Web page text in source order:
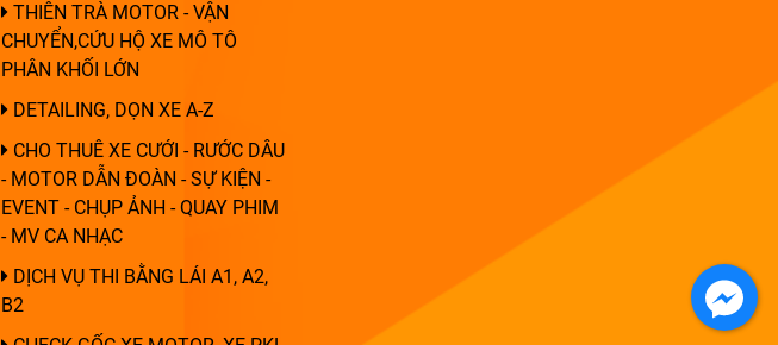
THIÊN TRÀ MOTOR - VẬN
CHUYỂN,CỨU HỘ XE MÔ TÔ
PHÂN KHỐI LỚN
DETAILING, DỌN XE A-Z
CHO THUÊ XE CƯỚI - RƯỚC DÂU
- MOTOR DẪN ĐOÀN - SỰ KIỆN -
EVENT - CHỤP ẢNH - QUAY PHIM
- MV CA NHẠC
DỊCH VỤ THI BẰNG LÁI A1, A2,
B2